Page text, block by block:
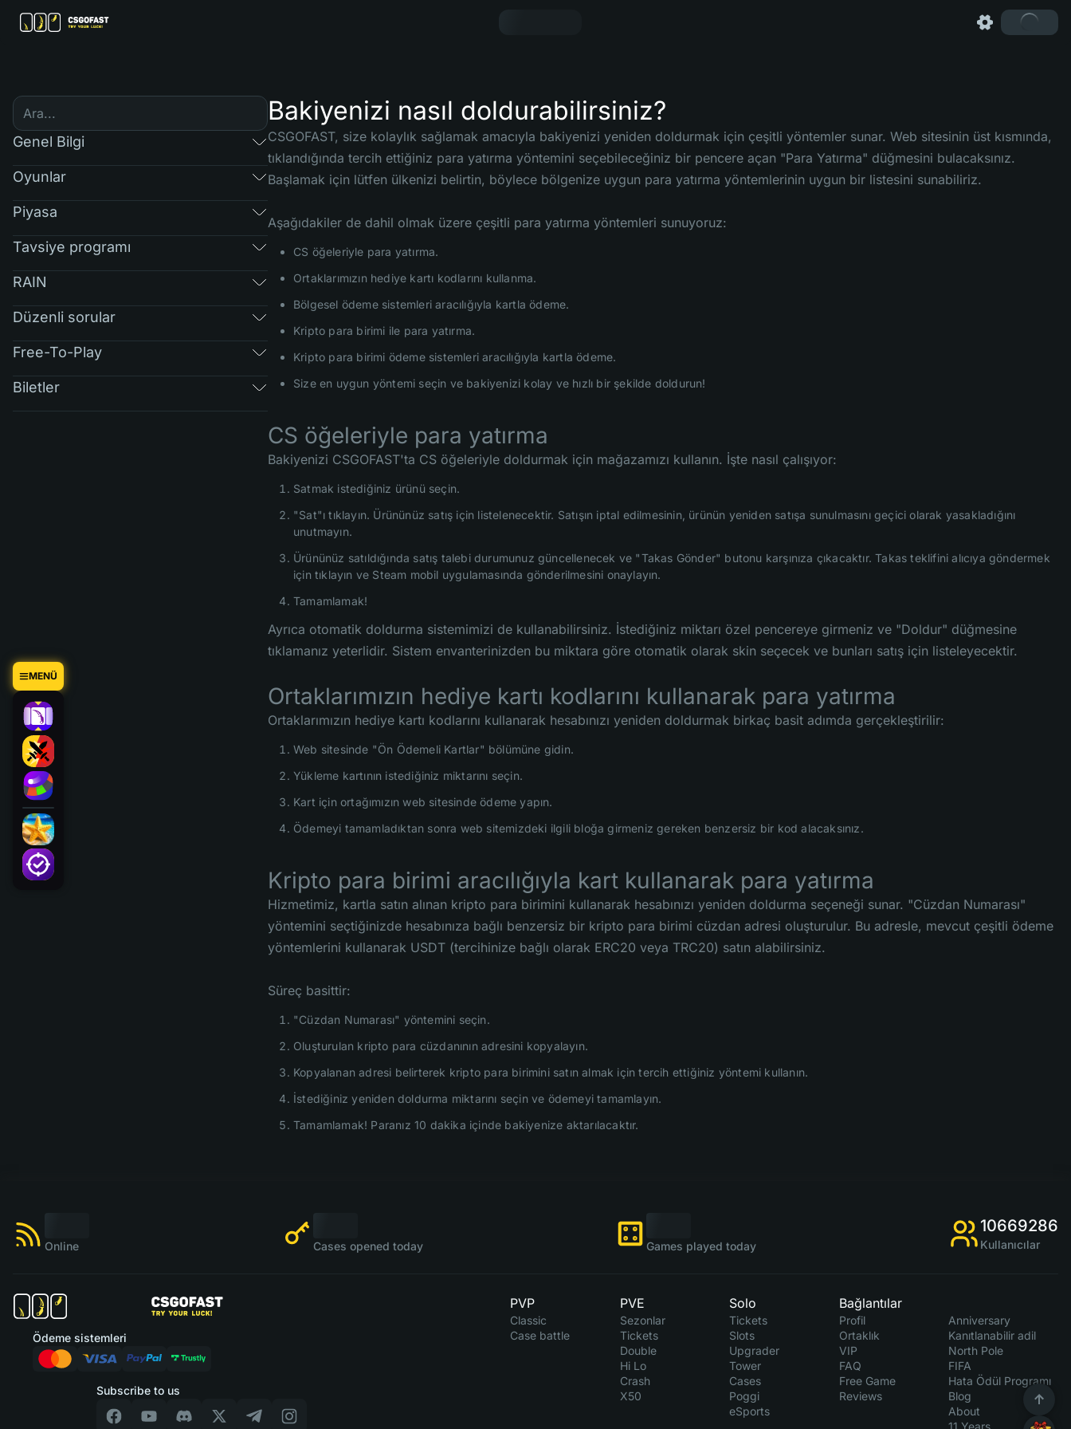
MENÜ
Genel Bilgi
Oyunlar
Piyasa
Tavsiye programı
RAIN
Düzenli sorular
Free-To-Play
Biletler
Bakiyenizi nasıl doldurabilirsiniz?
CSGOFAST, size kolaylık sağlamak amacıyla bakiyenizi yeniden doldurmak için çeşitli yöntemler sunar. Web sitesinin üst kısmında,
tıklandığında tercih ettiğiniz para yatırma yöntemini seçebileceğiniz bir pencere açan "Para Yatırma" düğmesini bulacaksınız.
Başlamak için lütfen ülkenizi belirtin, böylece bölgenize uygun para yatırma yöntemlerinin uygun bir listesini sunabiliriz.
Aşağıdakiler de dahil olmak üzere çeşitli para yatırma yöntemleri sunuyoruz:
CS öğeleriyle para yatırma.
Ortaklarımızın hediye kartı kodlarını kullanma.
Bölgesel ödeme sistemleri aracılığıyla kartla ödeme.
Kripto para birimi ile para yatırma.
Kripto para birimi ödeme sistemleri aracılığıyla kartla ödeme.
Size en uygun yöntemi seçin ve bakiyenizi kolay ve hızlı bir şekilde doldurun!
CS öğeleriyle para yatırma
Bakiyenizi CSGOFAST'ta CS öğeleriyle doldurmak için mağazamızı kullanın. İşte nasıl çalışıyor:
Satmak istediğiniz ürünü seçin.
"Sat"ı tıklayın. Ürününüz satış için listelenecektir. Satışın iptal edilmesinin, ürünün yeniden satışa sunulmasını geçici olarak yasakladığını
unutmayın.
Ürününüz satıldığında satış talebi durumunuz güncellenecek ve "Takas Gönder" butonu karşınıza çıkacaktır. Takas teklifini alıcıya göndermek
için tıklayın ve Steam mobil uygulamasında gönderilmesini onaylayın.
Tamamlamak!
Ayrıca otomatik doldurma sistemimizi de kullanabilirsiniz. İstediğiniz miktarı özel pencereye girmeniz ve "Doldur" düğmesine
tıklamanız yeterlidir. Sistem envanterinizden bu miktara göre otomatik olarak skin seçecek ve bunları satış için listeleyecektir.
Ortaklarımızın hediye kartı kodlarını kullanarak para yatırma
Ortaklarımızın hediye kartı kodlarını kullanarak hesabınızı yeniden doldurmak birkaç basit adımda gerçekleştirilir:
Web sitesinde "Ön Ödemeli Kartlar" bölümüne gidin.
Yükleme kartının istediğiniz miktarını seçin.
Kart için ortağımızın web sitesinde ödeme yapın.
Ödemeyi tamamladıktan sonra web sitemizdeki ilgili bloğa girmeniz gereken benzersiz bir kod alacaksınız.
Kripto para birimi aracılığıyla kart kullanarak para yatırma
Hizmetimiz, kartla satın alınan kripto para birimini kullanarak hesabınızı yeniden doldurma seçeneği sunar. "Cüzdan Numarası"
yöntemini seçtiğinizde hesabınıza bağlı benzersiz bir kripto para birimi cüzdan adresi oluşturulur. Bu adresle, mevcut çeşitli ödeme
yöntemlerini kullanarak USDT (tercihinize bağlı olarak ERC20 veya TRC20) satın alabilirsiniz.
Süreç basittir:
"Cüzdan Numarası" yöntemini seçin.
Oluşturulan kripto para cüzdanının adresini kopyalayın.
Kopyalanan adresi belirterek kripto para birimini satın almak için tercih ettiğiniz yöntemi kullanın.
İstediğiniz yeniden doldurma miktarını seçin ve ödemeyi tamamlayın.
Tamamlamak! Paranız 10 dakika içinde bakiyenize aktarılacaktır.
Online Cases opened today Games played today
10669286
Kullanıcılar
Subscribe to us
Ödeme sistemleri
PVP
Classic
Case battle
PVE
Sezonlar
Tickets
Double
Hi Lo
Crash
X50
Solo
Tickets
Slots
Upgrader
Tower
Cases
Poggi
eSports
Bağlantılar
Profil
Ortaklık
VIP
FAQ
Free Game
Reviews
Anniversary
Kanıtlanabilir adil
North Pole
FIFA
Hata Ödül Programı
Blog
About
11 Years